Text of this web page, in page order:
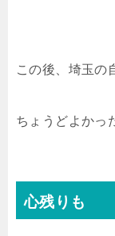
この後、埼玉の
ちょうどよかっ
心残りも